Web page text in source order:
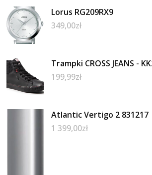
Lorus RG209RX9
349,00zł
Trampki CROSS JEANS -
199,99zł
Atlantic Vertigo 2 831217
1 399,00zł